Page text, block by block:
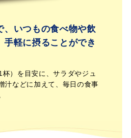
、いつもの食べ物や飲
手軽に摂ることができ
）を目安に、サラダやジュ
汁などに加えて、毎日の食事